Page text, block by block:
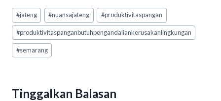
at
s
A
p
e
b
o
ea
ds
ke
dI
n
ai
l
t
Post
Tags:
#jateng #nuansajateng #produktivitaspangan
#produktivitaspanganbutuhpengandaliankerusakanlingkungan
#semarang
Tinggalkan Balasan